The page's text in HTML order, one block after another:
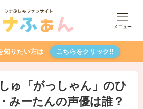
メニュー
知りたい方は こちらをクリック!!
ゅ「がっしゃん」のひ
みーたんの声優は誰？